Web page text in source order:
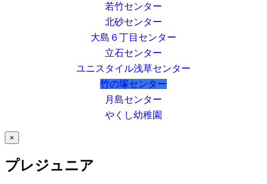
若竹センター
北砂センター
大島６丁目センター
立石センター
ユニスタイル浅草センター
竹の塚センター
月島センター
やくし幼稚園
×
プレジュニア